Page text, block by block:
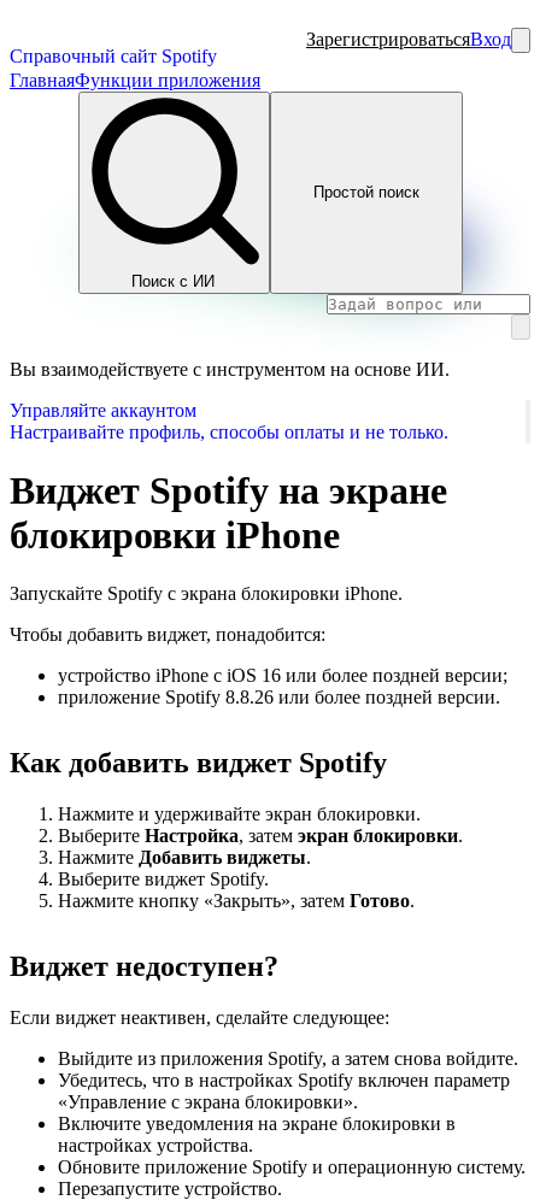
Справочный сайт Spotify
ЗарегистрироватьсяВход
ГлавнаяФункции приложения
Поиск с ИИ
Простой поиск
Вы взаимодействуете с инструментом на основе ИИ.
Управляйте аккаунтом
Настраивайте профиль, способы оплаты и не только.
Виджет Spotify на экране
блокировки iPhone
Запускайте Spotify с экрана блокировки iPhone.
Чтобы добавить виджет, понадобится:
устройство iPhone с iOS 16 или более поздней версии;
приложение Spotify 8.8.26 или более поздней версии.
Как добавить виджет Spotify
Нажмите и удерживайте экран блокировки.
Выберите Настройка, затем экран блокировки.
Нажмите Добавить виджеты.
Выберите виджет Spotify.
Нажмите кнопку «Закрыть», затем Готово.
Виджет недоступен?
Если виджет неактивен, сделайте следующее:
Выйдите из приложения Spotify, а затем снова войдите.
Убедитесь, что в настройках Spotify включен параметр
«Управление с экрана блокировки».
Включите уведомления на экране блокировки в
настройках устройства.
Обновите приложение Spotify и операционную систему.
Перезапустите устройство.